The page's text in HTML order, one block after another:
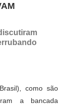
como são
a bancada